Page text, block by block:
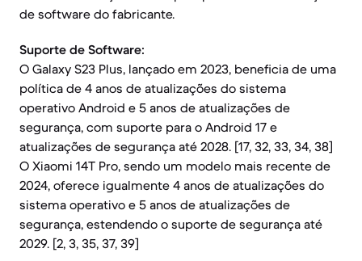
de software do fabricante.
Suporte de Software:
O Galaxy S23 Plus, lançado em 2023, beneficia de uma
política de 4 anos de atualizações do sistema
operativo Android e 5 anos de atualizações de
segurança, com suporte para o Android 17 e
atualizações de segurança até 2028. [17, 32, 33, 34, 38]
O Xiaomi 14T Pro, sendo um modelo mais recente de
2024, oferece igualmente 4 anos de atualizações do
sistema operativo e 5 anos de atualizações de
segurança, estendendo o suporte de segurança até
2029. [2, 3, 35, 37, 39]